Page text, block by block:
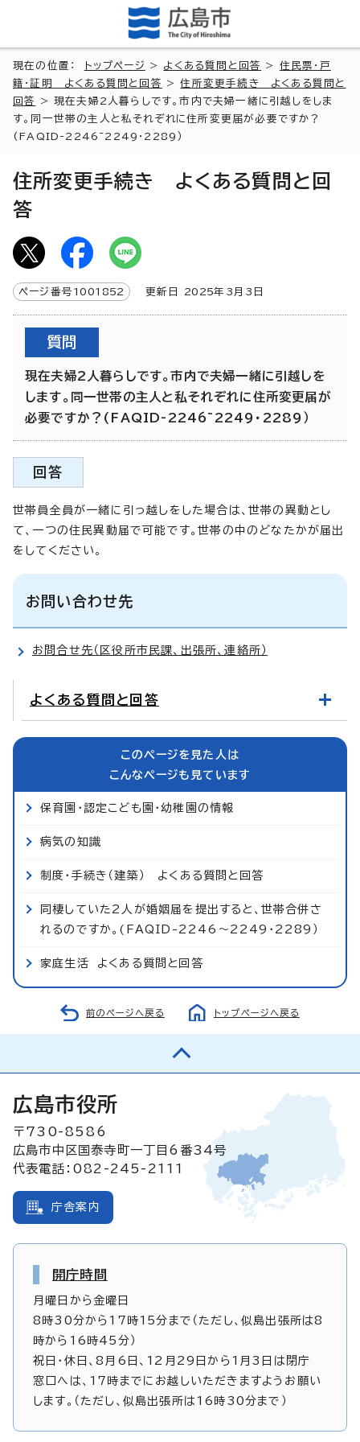
現在の位置： トップページ > よくある質問と回答 > 住民票・戸
籍・証明 よくある質問と回答
>住所変更手続き よくある質問と
回答
> 現在夫婦2人暮らしです。市内で夫婦一緒に引越しをしま
す。同一世帯の主人と私それぞれに住所変更届が必要ですか？
(FAQID-2246~2249・2289）
住所変更手続き よくある質問と回
答
ページ番号 1001852 更新日 2025年3月3日
質問
現在夫婦2人暮らしです。市内で夫婦一緒に引越しを
します。同一世帯の主人と私それぞれに住所変更届が
必要ですか？(FAQID-2246~2249・2289）
回答
世帯員全員が一緒に引っ越しをした場合は、世帯の異動とし
て、一つの住民異動届で可能です。世帯の中のどなたかが届出
をしてください。
お問い合わせ先
お問合せ先（区役所市民課、出張所、連絡所）
よくある質問と回答
このページを見た人は
こんなページも見ています
保育園・認定こども園・幼稚園の情報
病気の知識
制度・手続き（建築） よくある質問と回答
同棲していた2人が婚姻届を提出すると、世帯合併さ
れるのですか。(FAQID-2246～2249・2289）
家庭生活 よくある質問と回答
前のページへ戻る トップページへ戻る
広島市役所
〒730-8586
広島市中区国泰寺町一丁目6番34号
代表電話：082-245-2111
庁舎案内
開庁時間
月曜日から金曜日
8時30分から17時15分まで（ただし、似島出張所は8
時から16時45分）
祝日・休日、8月6日、12月29日から1月3日は閉庁
窓口へは、17時までにお越しいただきますようお願い
します。（ただし、似島出張所は16時30分まで）